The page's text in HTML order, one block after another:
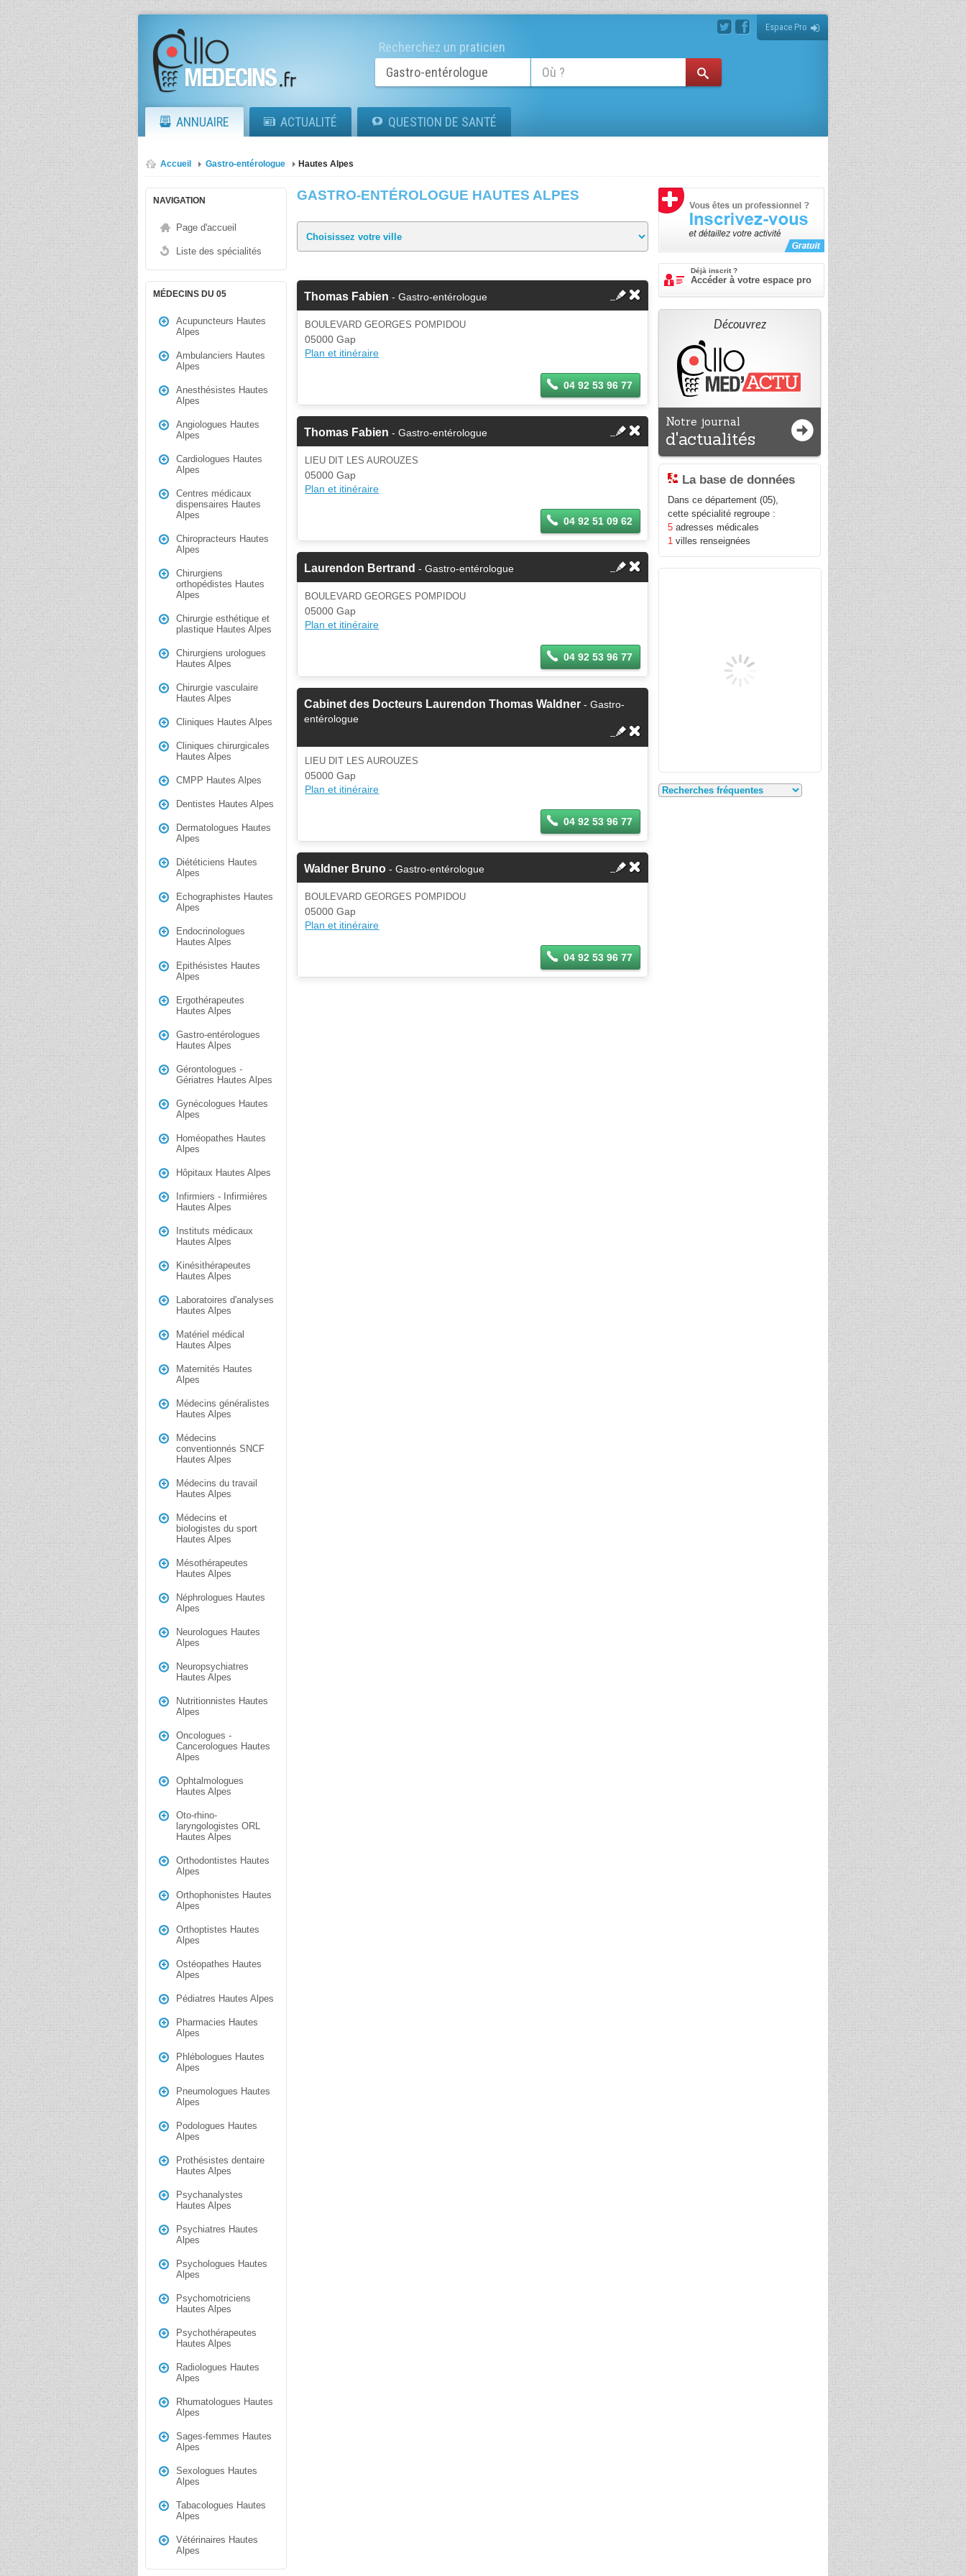
Espace Pro
Recherchez un praticien
ANNUAIRE ACTUALITÉ QUESTION DE SANTÉ
Accueil Gastro-entérologue Hautes Alpes
NAVIGATION
Page d'accueil
Liste des spécialités
MÉDECINS DU 05
Acupuncteurs Hautes
Alpes
Ambulanciers Hautes
Alpes
Anesthésistes Hautes
Alpes
Angiologues Hautes
Alpes
Cardiologues Hautes
Alpes
Centres médicaux
dispensaires Hautes
Alpes
Chiropracteurs Hautes
Alpes
Chirurgiens
orthopédistes Hautes
Alpes
Chirurgie esthétique et
plastique Hautes Alpes
Chirurgiens urologues
Hautes Alpes
Chirurgie vasculaire
Hautes Alpes
Cliniques Hautes Alpes
Cliniques chirurgicales
Hautes Alpes
CMPP Hautes Alpes
Dentistes Hautes Alpes
Dermatologues Hautes
Alpes
Diététiciens Hautes
Alpes
Echographistes Hautes
Alpes
Endocrinologues
Hautes Alpes
Epithésistes Hautes
Alpes
Ergothérapeutes
Hautes Alpes
Gastro-entérologues
Hautes Alpes
Gérontologues -
Gériatres Hautes Alpes
Gynécologues Hautes
Alpes
Homéopathes Hautes
Alpes
Hôpitaux Hautes Alpes
Infirmiers - Infirmières
Hautes Alpes
Instituts médicaux
Hautes Alpes
Kinésithérapeutes
Hautes Alpes
Laboratoires d'analyses
Hautes Alpes
Matériel médical
Hautes Alpes
Maternités Hautes
Alpes
Médecins généralistes
Hautes Alpes
Médecins
conventionnés SNCF
Hautes Alpes
Médecins du travail
Hautes Alpes
Médecins et
biologistes du sport
Hautes Alpes
Mésothérapeutes
Hautes Alpes
Néphrologues Hautes
Alpes
Neurologues Hautes
Alpes
Neuropsychiatres
Hautes Alpes
Nutritionnistes Hautes
Alpes
Oncologues -
Cancerologues Hautes
Alpes
Ophtalmologues
Hautes Alpes
Oto-rhino-
laryngologistes ORL
Hautes Alpes
Orthodontistes Hautes
Alpes
Orthophonistes Hautes
Alpes
Orthoptistes Hautes
Alpes
Ostéopathes Hautes
Alpes
Pédiatres Hautes Alpes
Pharmacies Hautes
Alpes
Phlébologues Hautes
Alpes
Pneumologues Hautes
Alpes
Podologues Hautes
Alpes
Prothésistes dentaire
Hautes Alpes
Psychanalystes
Hautes Alpes
Psychiatres Hautes
Alpes
Psychologues Hautes
Alpes
Psychomotriciens
Hautes Alpes
Psychothérapeutes
Hautes Alpes
Radiologues Hautes
Alpes
Rhumatologues Hautes
Alpes
Sages-femmes Hautes
Alpes
Sexologues Hautes
Alpes
Tabacologues Hautes
Alpes
Vétérinaires Hautes
Alpes
GASTRO-ENTÉROLOGUE HAUTES ALPES
Thomas Fabien - Gastro-entérologue
BOULEVARD GEORGES POMPIDOU
05000 Gap
Plan et itinéraire
04 92 53 96 77
Thomas Fabien - Gastro-entérologue
LIEU DIT LES AUROUZES
05000 Gap
Plan et itinéraire
04 92 51 09 62
Laurendon Bertrand - Gastro-entérologue
BOULEVARD GEORGES POMPIDOU
05000 Gap
Plan et itinéraire
04 92 53 96 77
Cabinet des Docteurs Laurendon Thomas Waldner - Gastro-
entérologue
LIEU DIT LES AUROUZES
05000 Gap
Plan et itinéraire
04 92 53 96 77
Waldner Bruno - Gastro-entérologue
BOULEVARD GEORGES POMPIDOU
05000 Gap
Plan et itinéraire
04 92 53 96 77
Déjà inscrit ?
Accéder à votre espace pro
Découvrez
Notre journal
d'actualités
La base de données
Dans ce département (05),
cette spécialité regroupe :
5 adresses médicales
1 villes renseignées